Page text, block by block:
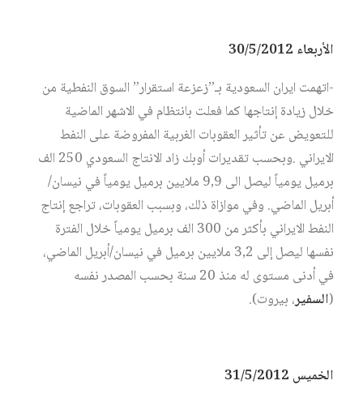
الأربعاء 30/5/2012
-اتهمت ايران السعودية بـ”زعزعة استقرار” السوق النفطية من
خلال زيادة إنتاجها كما فعلت بانتظام في الاشهر الماضية
للتعويض عن تأثير العقوبات الغربية المفروضة على النفط
الايراني .وبحسب تقديرات أوبك زاد الانتاج السعودي 250 الف
برميل يومياً ليصل الى 9,9 ملايين برميل يومياً في نيسان/
أبريل الماضي. وفي موازاة ذلك، وبسبب العقوبات، تراجع إنتاج
النفط الايراني بأكثر من 300 الف برميل يومياً خلال الفترة
نفسها ليصل إلى 3,2 ملايين برميل في نيسان/أبريل الماضي،
في أدنى مستوى له منذ 20 سنة بحسب المصدر نفسه
(السفير، بيروت).
الخميس 31/5/2012